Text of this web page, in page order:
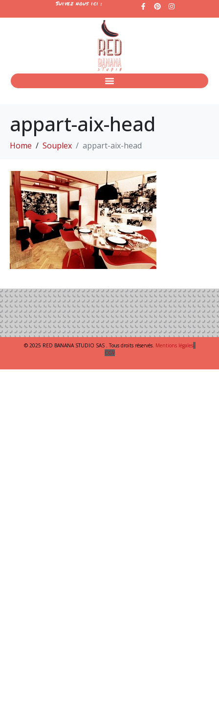
Suivez nous ici :
appart-aix-head
Home Souplex appart-aix-head
© 2025 RED BANANA STUDIO SAS . Tous droits réservés. Mentions légales–
CGV